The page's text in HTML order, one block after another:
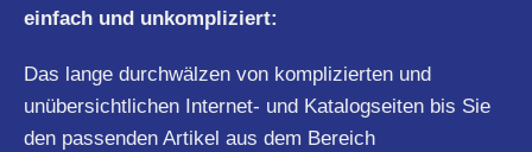
einfach und unkompliziert:
Das lange durchwälzen von komplizierten und
unübersichtlichen Internet- und Katalogseiten bis Sie
den passenden Artikel aus dem Bereich